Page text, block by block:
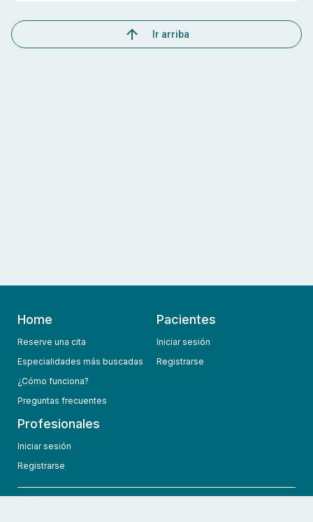
Ir arriba
Home
Reserve una cita
Especialidades más buscadas
¿Cómo funciona?
Preguntas frecuentes
Pacientes
Iniciar sesión
Registrarse
Profesionales
Iniciar sesión
Registrarse